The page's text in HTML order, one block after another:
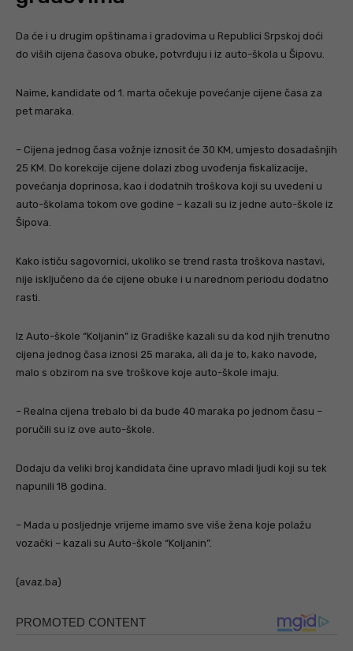
Da će i u drugim opštinama i gradovima u Republici Srpskoj doći
do viših cijena časova obuke, potvrđuju i iz auto-škola u Šipovu.
Naime, kandidate od 1. marta očekuje povećanje cijene časa za
pet maraka.
– Cijena jednog časa vožnje iznosit će 30 KM, umjesto dosadašnjih
25 KM. Do korekcije cijene dolazi zbog uvođenja fiskalizacije,
povećanja doprinosa, kao i dodatnih troškova koji su uvedeni u
auto-školama tokom ove godine – kazali su iz jedne auto-škole iz
Šipova.
Kako ističu sagovornici, ukoliko se trend rasta troškova nastavi,
nije isključeno da će cijene obuke i u narednom periodu dodatno
rasti.
Iz Auto-škole “Koljanin” iz Gradiške kazali su da kod njih trenutno
cijena jednog časa iznosi 25 maraka, ali da je to, kako navode,
malo s obzirom na sve troškove koje auto-škole imaju.
– Realna cijena trebalo bi da bude 40 maraka po jednom času –
poručili su iz ove auto-škole.
Dodaju da veliki broj kandidata čine upravo mladi ljudi koji su tek
napunili 18 godina.
– Mada u posljednje vrijeme imamo sve više žena koje polažu
vozački – kazali su Auto-škole “Koljanin”.
(avaz.ba)